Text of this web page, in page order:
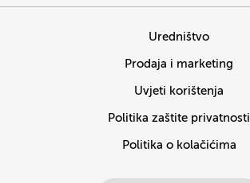
Uredništvo
Prodaja i marketing
Uvjeti korištenja
Politika zaštite privatnosti
Politika o kolačićima